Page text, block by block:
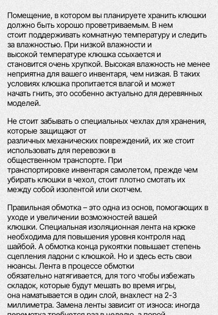
Помещение, в котором вы планируете хранить клюшки
должно быть хорошо проветриваемым. В нем
стоит поддерживать комнатную температуру и следить
за влажностью. При низкой влажности и
высокой температуре клюшка ссыхается и
становится очень хрупкой. Высокая влажность не менее
неприятна для вашего инвентаря, чем низкая. В таких
условиях клюшка пропитается влагой и может
начать гнить, это особенно актуально для деревянных
моделей.
Не стоит забывать о специальных чехлах для хранения,
которые защищают от
различных механических повреждений, их же стоит
использовать для перевозки в
общественном транспорте. При
транспортировке инвентаря самолетом, прежде чем
убирать клюшки в чехол, стоит плотно смотать их
между собой изолентой или скотчем.
Правильная обмотка – это одна из основ, помогающих в
уходе и увеличении возможностей вашей
клюшки. Специальная изоляционная лента на крюке
необходима для повышения уровня контроля над
шайбой. А обмотка конца рукоятки повышает степень
сцепления ладони с клюшкой. Но и здесь есть свои
нюансы. Лента в процессе обмотки
обязательно натягивается, для того чтобы избежать
складок, которые будут мешать во время игры,
она наматывается в один слой, внахлест на 2-3
миллиметра. Замена ленты зависит от износа: иногда